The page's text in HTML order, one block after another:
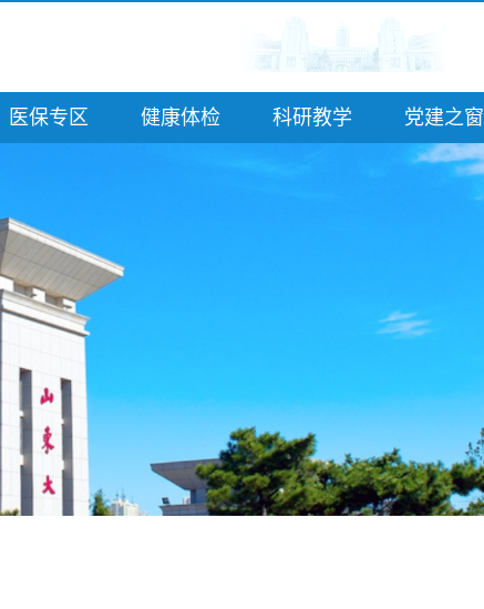
医保专区 健康体检 科研教学 党建之窗